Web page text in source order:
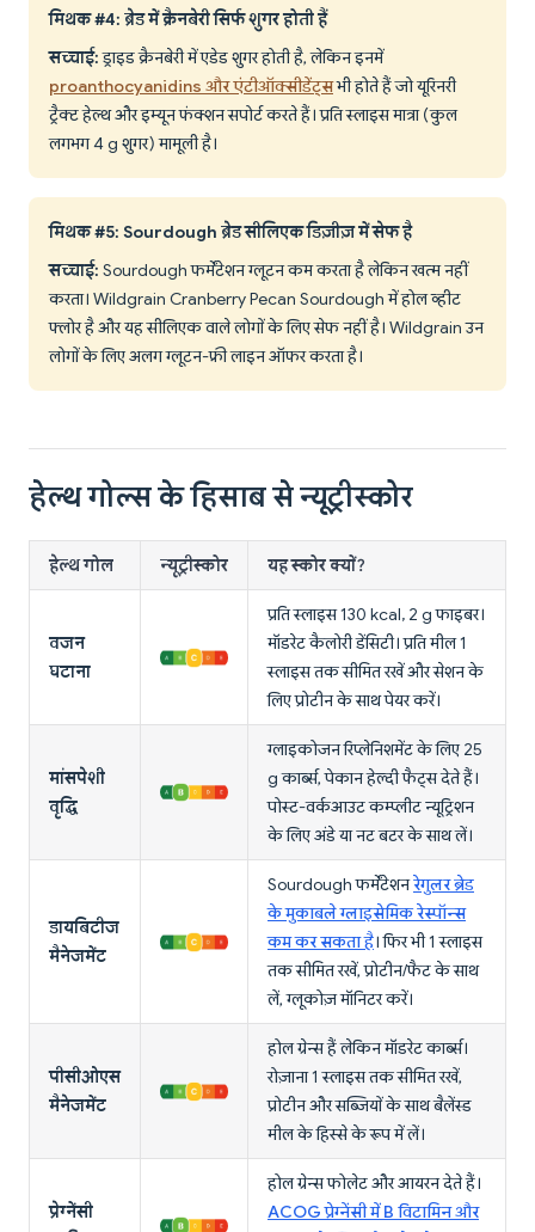
मिथक #4: ब्रेड में क्रैनबेरी सिर्फ शुगर होती हैं
सच्चाई:ड्राइड क्रैनबेरी में एडेड शुगर होती है, लेकिन इनमें
proanthocyanidins और एंटीऑक्सीडेंट्सभी होते हैं जो यूरिनरी
ट्रैक्ट हेल्थ और इम्यून फंक्शन सपोर्ट करते हैं। प्रति स्लाइस मात्रा (कुल
लगभग 4 g शुगर) मामूली है।
मिथक #5: Sourdough ब्रेड सीलिएक डिज़ीज़ में सेफ है
सच्चाई: Sourdough फर्मेंटेशन ग्लूटन कम करता है लेकिन खत्म नहीं
करता। Wildgrain Cranberry Pecan Sourdough में होल व्हीट
फ्लोर है और यह सीलिएक वाले लोगों के लिए सेफ नहीं है। Wildgrain उन
लोगों के लिए अलग ग्लूटन-फ्री लाइन ऑफर करता है।
हेल्थ गोल्स के हिसाब से न्यूट्रीस्कोर
हेल्थ गोल न्यूट्रीस्कोर यह स्कोर क्यों?
वजन
घटाना
प्रति स्लाइस 130 kcal, 2 g फाइबर।
मॉडरेट कैलोरी डेंसिटी। प्रति मील 1
स्लाइस तक सीमित रखें और सेशन के
लिए प्रोटीन के साथ पेयर करें।
मांसपेशी
वृद्धि
ग्लाइकोजन रिप्लेनिशमेंट के लिए 25
g कार्ब्स, पेकान हेल्दी फैट्स देते हैं।
पोस्ट-वर्कआउट कम्प्लीट न्यूट्रिशन
के लिए अंडे या नट बटर के साथ लें।
डायबिटीज
मैनेजमेंट
Sourdough फर्मेंटेशनरेगुलर ब्रेड
के मुकाबले ग्लाइसेमिक रेस्पॉन्स
कम कर सकता है। फिर भी 1 स्लाइस
तक सीमित रखें, प्रोटीन/फैट के साथ
लें, ग्लूकोज़ मॉनिटर करें।
पीसीओएस
मैनेजमेंट
होल ग्रेन्स हैं लेकिन मॉडरेट कार्ब्स।
रोज़ाना 1 स्लाइस तक सीमित रखें,
प्रोटीन और सब्जियों के साथ बैलेंस्ड
मील के हिस्से के रूप में लें।
प्रेग्नेंसी
होल ग्रेन्स फोलेट और आयरन देते हैं।
ACOG प्रेग्नेंसी में B विटामिन और